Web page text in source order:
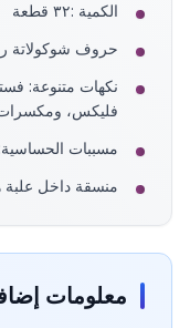
الكمية :٣٢ قطعة
حروف شوكولاتة
نكهات متنوعة:
فليكس،
مسببات
منسقة داخل علبة
معلومات